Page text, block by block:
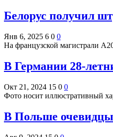
Белорус получил
Янв 6, 2025 6 0 0
На французской магистрали
В Германии 28-
Окт 21, 2024 15 0 0
Фото носит иллюстративный
В Польше очевидцы